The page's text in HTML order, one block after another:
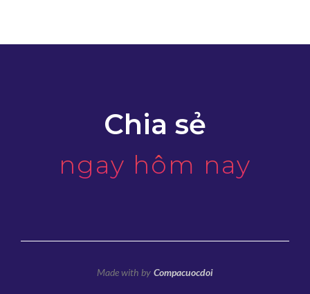
Chia sẻ
ngay hôm nay
Made with by Compacuocdoi